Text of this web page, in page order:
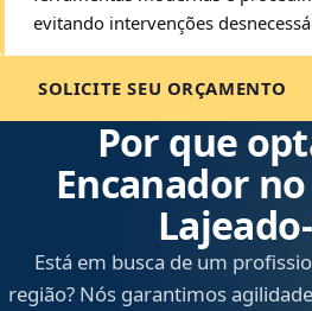
evitando intervenções
SOLICITE SEU ORÇAMENTO
Por que
Encanador
Está em busca de um
região? Nós garantimos